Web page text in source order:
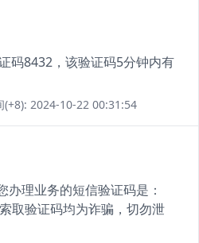
码8432，该验证码5分钟内有
2024-10-22 00:31:54
办理业务的短信验证码是：
取验证码均为诈骗，切勿泄